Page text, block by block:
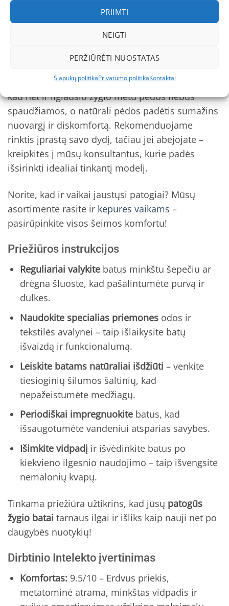
PRIIMTI
NEIGTI
PERŽIŪRĖTI NUOSTATAS
Slapukų politikaPrivatumo politikaKontaktai
– pasirūpinkite visa šeima!
Dydžiai ir tinkamumas
žygio batai vyramspasižymi universaliu
variantą savo pėdai.Erdvus batų priekis
kad net ir ilgiausio žygio metu pėdos nebus
spaudžiamos, o natūrali pėdos padėtis sumažins
nuovargį ir diskomfortą. Rekomenduojame
rinktis įprastą savo dydį, tačiau jei abejojate –
kreipkitės į mūsų konsultantus, kurie padės
išsirinkti idealiai tinkantį modelį.
Norite, kad ir vaikai jaustųsi patogiai? Mūsų
asortimente rasite ir kepures vaikams –
pasirūpinkite visos šeimos komfortu!
Priežiūros instrukcijos
Reguliariai valykitebatus minkštu šepečiu ar
drėgna šluoste, kad pašalintumėte purvą ir
dulkes.
Naudokite specialias priemonesodos ir
tekstilės avalynei – taip išlaikysite batų
išvaizdą ir funkcionalumą.
Leiskite batams natūraliai išdžiūti – venkite
tiesioginių šilumos šaltinių, kad
nepažeistumėte medžiagų.
Periodiškai impregnuokitebatus, kad
išsaugotumėte vandeniui atsparias savybes.
Išimkite vidpadį ir išvėdinkite batus po
kiekvieno ilgesnio naudojimo – taip išvengsite
nemalonių kvapų.
Tinkama priežiūra užtikrins, kad jūsų patogūs
žygio batai tarnaus ilgai ir išliks kaip nauji net po
daugybės nuotykių!
Dirbtinio Intelekto įvertinimas
Komfortas: 9.5/10 – Erdvus priekis,
metatominė atrama, minkštas vidpadis ir